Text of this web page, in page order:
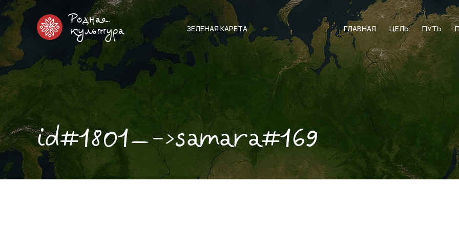
Родная
культура
ЗЕЛЕНАЯ КАРЕТА ГЛАВНАЯ ЦЕЛЬ ПУТЬ
id#1801—->samara#169